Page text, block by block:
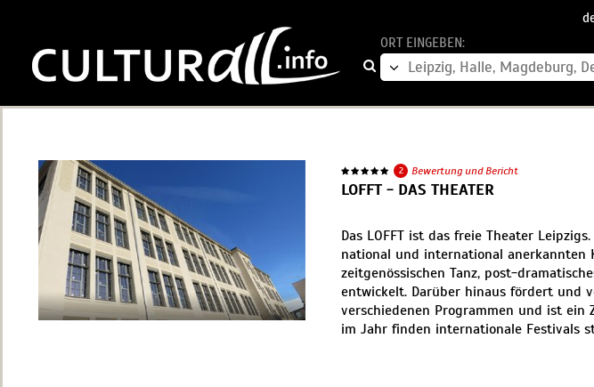
ORT EINGEBEN:
2 Bewertung und Bericht
LOFFT - DAS THEATER
Das LOFFT ist das freie Theater
national und international anerkannten
zeitgenössischen Tanz, post-
entwickelt. Darüber hinaus fördert und
verschiedenen Programmen und ist
im Jahr finden internationale Festivals